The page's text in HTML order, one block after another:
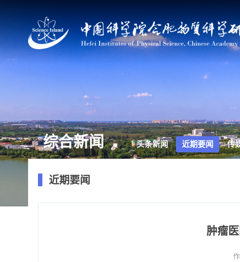
综合新闻 头条新闻 近期要闻 传
近期要闻
肿瘤
作